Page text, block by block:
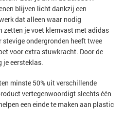
blijven licht dankzij een
dat alleen waar nodig
zetten je voet klemvast met adidas
stevige ondergronden heeft twee
voor extra stuwkracht. Door de
je eersteklas.
minste 50% uit verschillende
vertegenwoordigt slechts één
een einde te maken aan plastic